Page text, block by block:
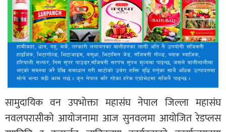
सामुदायिक वन उपभोक्ता महासंघ नेपाल जिल्ला महासंघ
नवलपरासीको आयोजनामा आज सुनवलमा आयोजित रेडप्लस